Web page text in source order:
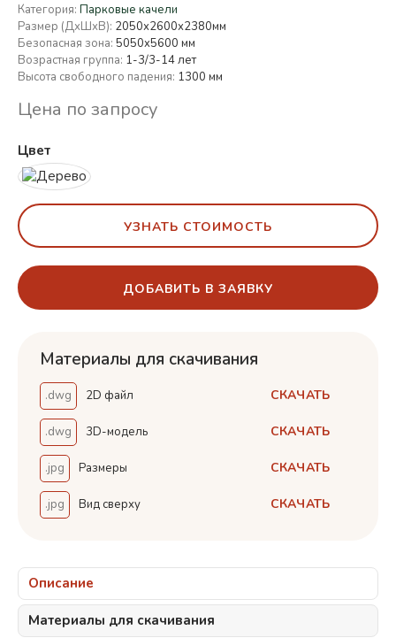
Категория: Парковые качели
Размер (ДхШхВ): 2050х2600х2380мм
Безопасная зона: 5050x5600 мм
Возрастная группа: 1-3/3-14 лет
Высота свободного падения: 1300 мм
Цена по запросу
Цвет
УЗНАТЬ СТОИМОСТЬ
ДОБАВИТЬ В ЗАЯВКУ
Материалы для скачивания
.dwg 2D файл СКАЧАТЬ
.dwg 3D-модель СКАЧАТЬ
.jpg Размеры СКАЧАТЬ
.jpg Вид сверху СКАЧАТЬ
Описание
Материалы для скачивания